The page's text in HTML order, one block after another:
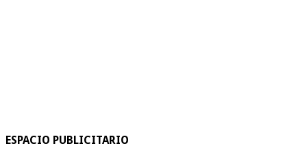
ESPACIO PUBLICITARIO